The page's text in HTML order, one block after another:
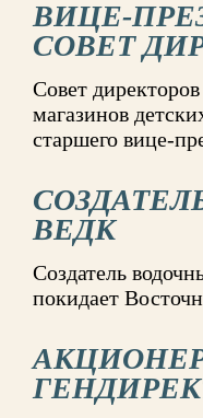
ВИЦЕ-
СОВЕТ
Совет
магазинов
старшего вице-
ВЕДК
Создатель
покидает